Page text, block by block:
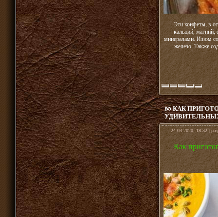
Эти конфеты, в
кальций,
минералами. Изюм
железо. Также
КАК
24-03-2020, 18:32 |
Как